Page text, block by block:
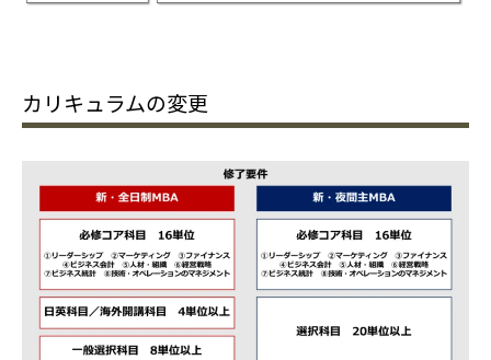
カリキュラムの変更